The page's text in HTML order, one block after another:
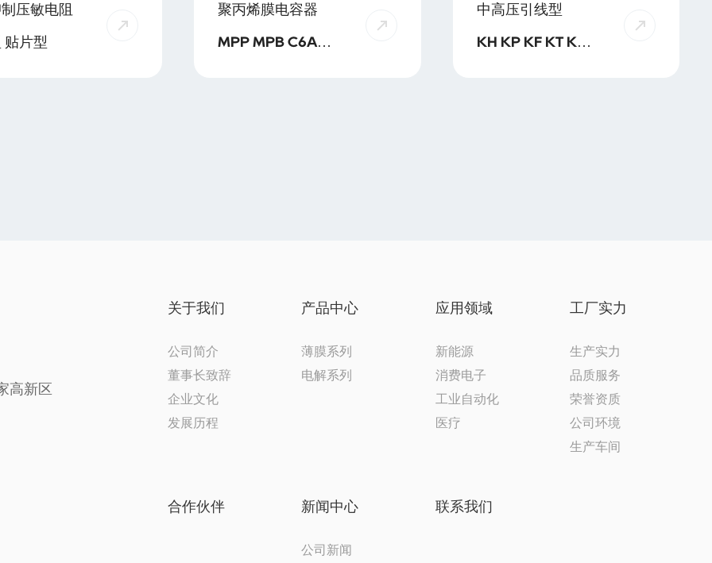
压敏电阻
插件型 贴片型
聚丙烯膜电容器
MPP MPB C6A
中高压引线型
KH KP KF KT KR
高新区
关于我们
公司简介
董事长致辞
企业文化
发展历程
产品中心
薄膜系列
电解系列
应用领域
新能源
消费电子
工业自动化
医疗
工厂实力
生产实力
品质服务
荣誉资质
公司环境
生产车间
合作伙伴 新闻中心
公司新闻
联系我们